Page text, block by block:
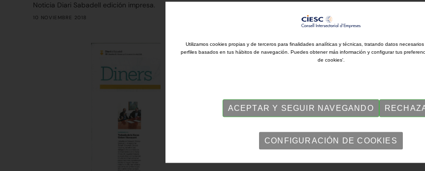
Noticia Diari Sabadell edición impresa.
10 NOVIEMBRE 2018
Utilizamos cookies propias y de terceros para finalidades analíticas y técnicas, tratando datos
perfiles basados en tus hábitos de navegación. Puedes obtener más información y configurar tus
de cookies'.
ACEPTAR Y SEGUIR NAVEGANDO
CONFIGURACIÓN DE COOKIES